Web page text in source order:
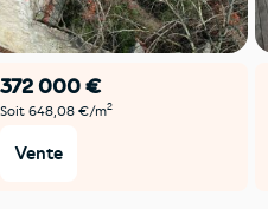
372 000 €
Soit 648,08 €/m2
Vente